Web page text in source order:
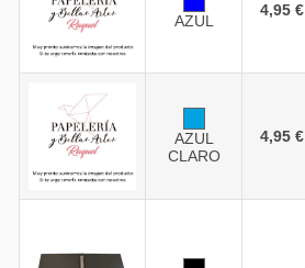
AZUL
4,95 €
AZUL
CLARO
4,95 €